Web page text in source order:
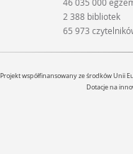
2 388 bibliotek
65 973
Projekt współfinansowany ze środków Unii
Dotacje na